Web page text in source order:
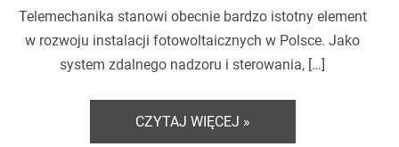
Telemechanika stanowi obecnie bardzo istotny element
w rozwoju instalacji fotowoltaicznych w Polsce. Jako
system zdalnego nadzoru i sterowania, […]
CZYTAJ WIĘCEJ »